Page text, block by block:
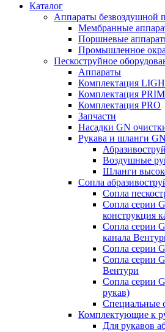
Каталог
Аппараты безвоздушной
Мембранные
Поршневые
Промышленное
Пескоструйное
Аппараты
Комплектация
Комплектация
Комплектация PRO
Запчасти
Насадки GN
Рукава и шланги
Воздушные
Шланги
Сопла
Сопла
Сопла серии
конструкция
Сопла серии
канала
Сопла серии
Сопла серии
Вентури
Сопла серии
рукав)
Специальные
Комплектующие к
Для рукавов